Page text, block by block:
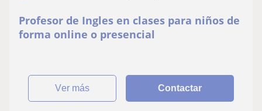
Profesor de Ingles en clases para niños de
forma online o presencial
ver más Contactar